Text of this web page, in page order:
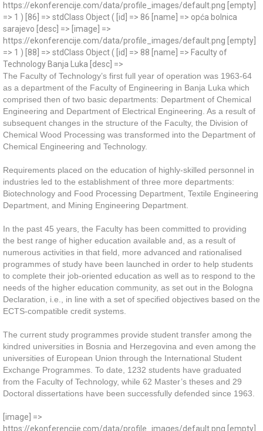
https://ekonferencije.com/data/profile_images/default.png [empty]
=> 1 ) [86] => stdClass Object ( [id] => 86 [name] => opća bolnica
sarajevo [desc] => [image] =>
https://ekonferencije.com/data/profile_images/default.png [empty]
=> 1 ) [88] => stdClass Object ( [id] => 88 [name] => Faculty of
Technology Banja Luka [desc] =>
The Faculty of Technology’s first full year of operation was 1963-64
as a department of the Faculty of Engineering in Banja Luka which
comprised then of two basic departments: Department of Chemical
Engineering and Department of Electrical Engineering. As a result of
subsequent changes in the structure of the Faculty, the Division of
Chemical Wood Processing was transformed into the Department of
Chemical Engineering and Technology.
Requirements placed on the education of highly-skilled personnel in
industries led to the establishment of three more departments:
Biotechnology and Food Processing Department, Textile Engineering
Department, and Mining Engineering Department.
In the past 45 years, the Faculty has been committed to providing
the best range of higher education available and, as a result of
numerous activities in that field, more advanced and rationalised
programmes of study have been launched in order to help students
to complete their job-oriented education as well as to respond to the
needs of the higher education community, as set out in the Bologna
Declaration, i.e., in line with a set of specified objectives based on the
ECTS-compatible credit systems.
The current study programmes provide student transfer among the
kindred universities in Bosnia and Herzegovina and even among the
universities of European Union through the International Student
Exchange Programmes. To date, 1232 students have graduated
from the Faculty of Technology, while 62 Master’s theses and 29
Doctoral dissertations have been successfully defended since 1963.
[image] => https://ekonferencije.com/data/profile_images/default.png [empty] => 1 ) [89] => stdClass Object ( [id] => 89 [name] => Ekoloski pokret Novog Sada [desc] => [image] => https://ekonferencije.com/data/profile_images/default.png [empty] => 1 ) [91] => stdClass Object ( [id] => 91 [name] => Muzej grada Novog Sada [desc] => [image] => https://ekonferencije.com/data/profile_images/default.png [empty] => 1 ) [98] => stdClass Object ( [id] => 98 [name] => Univerzitet u Novom Sadu, Tehnološki fakultet, Novi Sad [desc] => [image] => https://ekonferencije.com/data/profile_images/default.png [empty] => 1 ) [99] => stdClass Object ( [id] => 99 [name] => opsta bolnica bijelina [desc] => [image] => https://ekonferencije.com/data/profile_images/default.png [empty] => 1 ) [100] => stdClass Object ( [id] => 100 [name] => Tehnološko-metalurški fakultet, Univerzitet u Beogradu, Srbija [desc] => [image] => https://ekonferencije.com/data/profile_images/default.png [empty] => 1 ) [109] => stdClass Object ( [id] => 109 [name] => Maastricht Graduate School of Governance [desc] => [image] => https://ekonferencije.com/data/profile_images/default.png [empty] => 1 ) [111] => stdClass Object ( [id] => 111 [name] => Kujawsko-Pomorska Szkoła Wyższa w Bydgoszczy [desc] => [image] => https://ekonferencije.com/data/profile_images/default.png [empty] => 1 ) [113] => stdClass Object ( [id] => 113 [name] => ACEU Secretariat [desc] => [image] => https://ekonferencije.com/data/profile_images/default.png [empty] => 1 ) [115] => stdClass Object ( [id] => 115 [name] => Warsaw School of Economics, Warszawa [desc] => [image] => https://ekonferencije.com/data/profile_images/default.png [empty] => 1 ) [116] => stdClass Object ( [id] => 116 [name] => Akademija umjetnosti Banja Luka [desc] => [image] => https://ekonferencije.com/data/profile_images/default.png [empty] => 1 ) [118] => stdClass Object ( [id] => 118 [name] => Belexpocentar [desc] => [image] => https://ekonferencije.com/data/profile_images/default.png [empty] => 1 ) [120] => stdClass Object ( [id] => 120 [name] => Medicinski fakultet Univerziteta u Novom Sadu [desc] => [image] => https://ekonferencije.com/data/profile_images/default.png [empty] => 1 ) [122] => stdClass Object ( [id] => 122 [name] => Univerzitet u Istočnom Sarajevu [desc] => [image] => https://ekonferencije.com/data/profile_images/default.png [empty] => 1 ) [125] => stdClass Object ( [id] => 125 [name] => Filozofski fakultet Univerziteta u Banjoj Luci [desc] => [image] => https://ekonferencije.com/data/profile_images/default.png [empty] => 1 ) [126] => stdClass Object ( [id] => 126 [name] => TFB [desc] => [image] => https://ekonferencije.com/data/profile_images/default.png [empty] => 1 ) [129] => stdClass Object ( [id] => 129 [name] => institut dr simo milosevic [desc] => [image] => https://ekonferencije.com/data/profile_images/default.png [empty] => 1 ) [130] => stdClass Object ( [id] => 130 [name] => Zavod za izgradnju a.d. Banja Luka [desc] => [image] => https://ekonferencije.com/data/profile_images/default.png [empty] => 1 ) [131] => stdClass Object ( [id] => 131 [name] => Društvo psihologa Srbije [desc] => [image] => https://ekonferencije.com/data/profile_images/default.png [empty] => 1 ) [141] => stdClass Object ( [id] => 141 [name] => NVO EKO-Leonardo [desc] => [image] => https://ekonferencije.com/data/profile_images/default.png [empty] => 1 ) [144] => stdClass Object ( [id] => 144 [name] => Flora Komerc [desc] => [image] => https://ekonferencije.com/data/profile_images/default.png [empty] => 1 ) [146] => stdClass Object ( [id] => 146 [name] => Crnogorska sportska akademija [desc] => [image] => https://ekonferencije.com/data/profile_images/default.png [empty] => 1 ) [150] => stdClass Object ( [id] => 150 [name] => Euro Zigma d.o.o. [desc] => [image] => https://ekonferencije.com/data/profile_images/default.png [empty] => 1 ) [151] => stdClass Object ( [id] => 151 [name] => Klinika za očne bolesti [desc] => [image] => https://ekonferencije.com/data/profile_images/default.png [empty] => 1 ) [157] => stdClass Object ( [id] => 157 [name] => Dom Zdravlja Modrica [desc] => [image] => https://ekonferencije.com/data/profile_images/default.png [empty] => 1 ) [158] => stdClass Object ( [id] => 158 [name] => klinika za očne bolesti KCS [desc] => [image] => https://ekonferencije.com/data/profile_images/default.png [empty] => 1 ) [159] => stdClass Object ( [id] => 159 [name] => Stomatološki fakultet u Pančevu, Univerzizet \"Privredna akademija\", Novi Sad [desc] => [image] => https://ekonferencije.com/data/profile_images/default.png [empty] => 1 ) [160] => stdClass Object ( [id] => 160 [name] => Institut za plućne bolesti Vojvodine, Sremska Kamenica [desc] => [image] => https://ekonferencije.com/data/profile_images/default.png [empty] => 1 ) [162] => stdClass Object ( [id] => 162 [name] => klinika za Dječije bolesti [desc] => [image] => https://ekonferencije.com/data/profile_images/default.png [empty] => 1 ) [163] => stdClass Object ( [id] => 163 [name] => Doctorlaser center Trebinje [desc] => [image] => https://ekonferencije.com/data/profile_images/default.png [empty] => 1 ) [164] => stdClass Object ( [id] => 164 [name] => Klinika za očne bolesti, KCUS [desc] => [image] => https://ekonferencije.com/data/profile_images/default.png [empty] => 1 ) [166] => stdClass Object ( [id] => 166 [name] => Opsta bolnica Doboj [desc] => [image] => https://ekonferencije.com/data/profile_images/default.png [empty] => 1 ) [167] => stdClass Object ( [id] => 167 [name] => K.C.U.Sarajevo [desc] => [image] => https://ekonferencije.com/data/profile_images/default.png [empty] => 1 ) [168] => stdClass Object ( [id] => 168 [name] => Polyclinic „Oko“ dr Karčić Sarajevo, Institute for microbiology „Nalaz“ Sarajevo [desc] => [image] => https://ekonferencije.com/data/profile_images/default.png [empty] => 1 ) [173] => stdClass Object ( [id] => 173 [name] => KCCG [desc] => [image] => https://ekonferencije.com/data/profile_images/default.png [empty] => 1 ) [177] => stdClass Object ( [id] => 177 [name] => Visoka ekonomska skola, Valjevo [desc] => [image] => https://ekonferencije.com/data/profile_images/default.png [empty] => 1 ) [178] => stdClass Object ( [id] => 178 [name] => Vojna bolnica Niš [desc] => [image] => https://ekonferencije.com/data/profile_images/default.png [empty] => 1 ) [179] => stdClass Object ( [id] => 179 [name] => High Medical School, Bitola [desc] => [image] => https://ekonferencije.com/data/profile_images/default.png [empty] => 1 ) [180] => stdClass Object ( [id] => 180 [name] => KC-Banja Luka,Klinika za unkologiju [desc] => [image] => https://ekonferencije.com/data/profile_images/default.png [empty] => 1 ) [185] => stdClass Object ( [id] => 185 [name] => Institut za zdravstvenu zaštitu majke i deteta Srbije '